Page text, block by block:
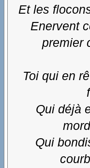
Et les
Enervent
premier
Toi qui en
Qui déjà
Qui